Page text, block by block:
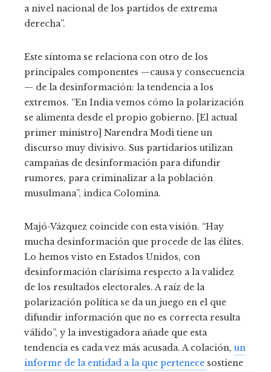
a nivel nacional de los partidos de extrema
derecha”.
Este síntoma se relaciona con otro de los
principales componentes —causa y consecuencia
— de la desinformación: la tendencia a los
extremos. “En India vemos cómo la polarización
se alimenta desde el propio gobierno. [El actual
primer ministro] Narendra Modi tiene un
discurso muy divisivo. Sus partidarios utilizan
campañas de desinformación para difundir
rumores, para criminalizar a la población
musulmana”, indica Colomina.
Majó-Vázquez coincide con esta visión. “Hay
mucha desinformación que procede de las élites.
Lo hemos visto en Estados Unidos, con
desinformación clarísima respecto a la validez
de los resultados electorales. A raíz de la
polarización política se da un juego en el que
difundir información que no es correcta resulta
válido”, y la investigadora añade que esta
tendencia es cada vez más acusada. A colación, un
informe de la entidad a la que pertenece sostiene